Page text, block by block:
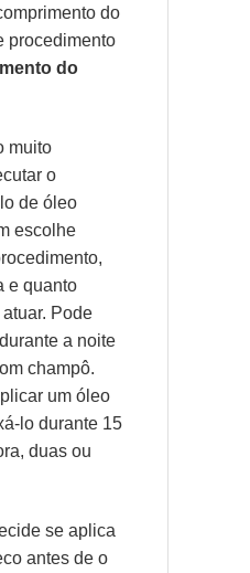
do
procedimento
do
muito
o
de óleo
escolhe
e quanto
Pode
a noite
champô.
um óleo
lo durante 15
duas ou
se aplica
antes de o